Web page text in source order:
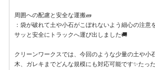
周囲への配慮と安全な運搬🧱
：袋が破れて土や小石がこぼれないよう細心の注意
サッと安全にトラックへ運び出しました🚚
クリーンワークスでは、今回のような少量の土や小
木、ガレキまでどんな規模にも対応可能です✨たっ